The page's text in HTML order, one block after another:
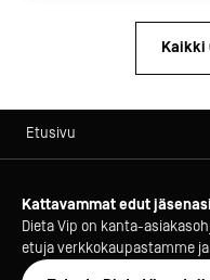
Kaikki
Etusivu
Kattavammat edut
Dieta Vip on kanta-
etuja verkkokaupastamme